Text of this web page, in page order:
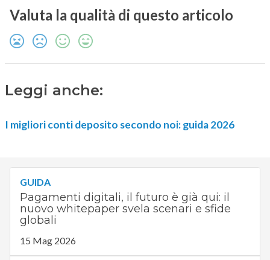
Valuta la qualità di questo articolo
Leggi anche:
I migliori conti deposito secondo noi: guida 2026
GUIDA
Pagamenti digitali, il futuro è già qui: il
nuovo whitepaper svela scenari e sfide
globali
15 Mag 2026